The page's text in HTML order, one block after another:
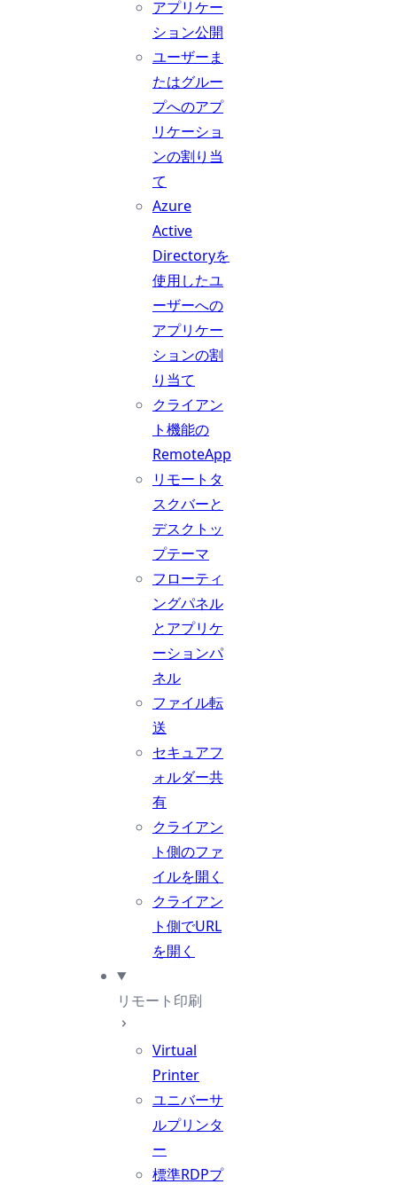
アプリケー
ション公開
ユーザーま
たはグルー
プへのアプ
リケーショ
ンの割り当
て
Azure
Active
Directoryを
使用したユ
ーザーへの
アプリケー
ションの割
り当て
クライアン
ト機能の
RemoteApp
リモートタ
スクバーと
デスクトッ
プテーマ
フローティ
ングパネル
とアプリケ
ーションパ
ネル
ファイル転
送
セキュアフ
ォルダー共
有
クライアン
ト側のファ
イルを開く
クライアン
ト側でURL
を開く
リモート印刷
Virtual
Printer
ユニバーサ
ルプリンタ
ー
標準RDPプ